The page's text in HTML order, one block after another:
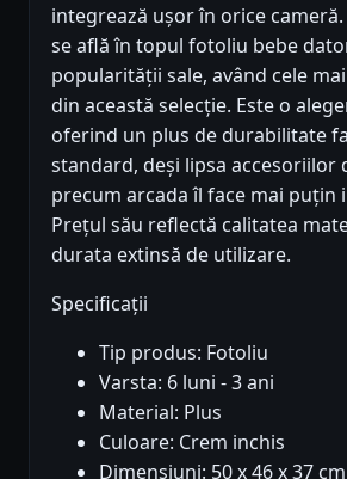
integrează ușor în orice
se află în topul fotoliu bebe
popularității sale, având cele
din această selecție. Este o
oferind un plus de durabilitate
standard, deși lipsa accesoriilor
precum arcada îl face mai puțin
Prețul său reflectă calitatea
durata extinsă de utilizare.
Specificații
Tip produs: Fotoliu
Varsta: 6 luni - 3 ani
Material: Plus
Culoare: Crem inchis
Dimensiuni: 50 x 46 x 37 cm